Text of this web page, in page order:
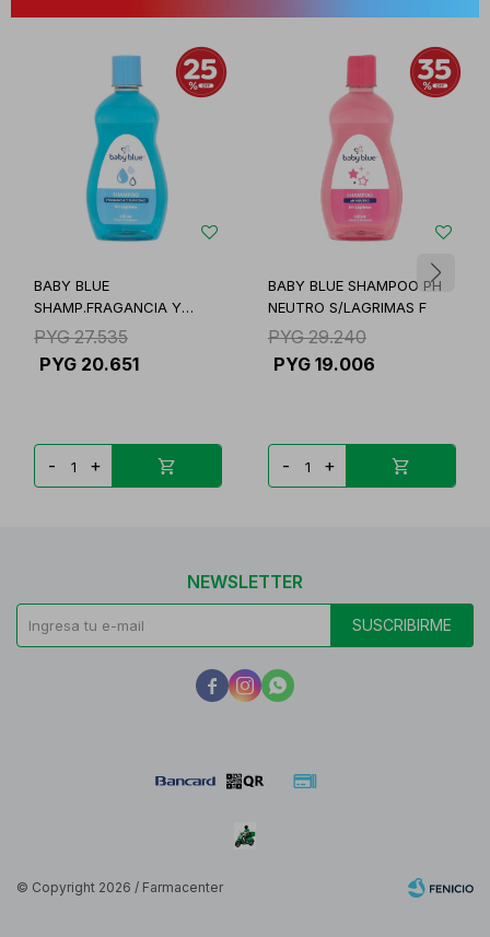
BABY BLUE
SHAMP.FRAGANCIA Y
SUAV.350ML U
PYG 27.535
PYG 20.651
- +
BABY BLUE SHAMPOO PH
NEUTRO S/LAGRIMAS F
PYG 29.240
PYG 19.006
- +
NEWSLETTER
SUSCRIBIRME
  
© Copyright 2026 / Farmacenter